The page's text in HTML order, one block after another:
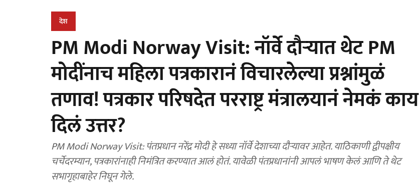
देश
PM Modi Norway Visit: नॉर्वे दौऱ्यात थेट PM
मोदींनाच महिला पत्रकारानं विचारलेल्या प्रश्नांमुळं
तणाव! पत्रकार परिषदेत परराष्ट्र मंत्रालयानं नेमकं काय
दिलं उत्तर?
PM Modi Norway Visit: पंतप्रधान नरेंद्र मोदी हे सध्या नॉर्वे देशाच्या दौऱ्यावर आहेत. याठिकाणी द्वीपक्षीय
चर्चेदरम्यान, पत्रकारांनाही निमंत्रित करण्यात आलं होतं. यावेळी पंतप्रधानांनी आपलं भाषण केलं आणि ते थेट
सभागृहाबाहेर निघून गेले.